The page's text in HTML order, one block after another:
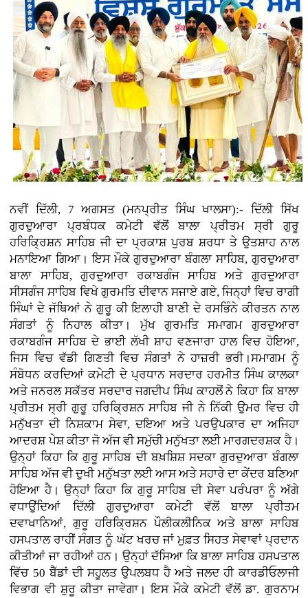
ਨਵੀਂ ਦਿੱਲੀ, 7 ਅਗਸਤ (ਮਨਪ੍ਰੀਤ ਸਿੰਘ ਖਾਲਸਾ):- ਦਿੱਲੀ ਸਿੱਖ
ਗੁਰਦੁਆਰਾ ਪ੍ਰਬੰਧਕ ਕਮੇਟੀ ਵੱਲੋਂ ਬਾਲਾ ਪ੍ਰੀਤਮ ਸ੍ਰੀ ਗੁਰੂ
ਹਰਿਕ੍ਰਿਸ਼ਨ ਸਾਹਿਬ ਜੀ ਦਾ ਪ੍ਰਕਾਸ਼ ਪੁਰਬ ਸ਼ਰਧਾ ਤੇ ਉਤਸ਼ਾਹ ਨਾਲ
ਮਨਾਇਆ ਗਿਆ। ਇਸ ਮੌਕੇ ਗੁਰਦੁਆਰਾ ਬੰਗਲਾ ਸਾਹਿਬ, ਗੁਰਦੁਆਰਾ
ਬਾਲਾ ਸਾਹਿਬ, ਗੁਰਦੁਆਰਾ ਰਕਾਬਗੰਜ ਸਾਹਿਬ ਅਤੇ ਗੁਰਦੁਆਰਾ
ਸੀਸਗੰਜ ਸਾਹਿਬ ਵਿਖੇ ਗੁਰਮਤਿ ਦੀਵਾਨ ਸਜਾਏ ਗਏ, ਜਿਨ੍ਹਾਂ ਵਿਚ ਰਾਗੀ
ਸਿੰਘਾਂ ਦੇ ਜੱਥਿਆਂ ਨੇ ਗੁਰੂ ਕੀ ਇਲਾਹੀ ਬਾਣੀ ਦੇ ਰਸਭਿੰਨੇ ਕੀਰਤਨ ਨਾਲ
ਸੰਗਤਾਂ ਨੂੰ ਨਿਹਾਲ ਕੀਤਾ। ਮੁੱਖ ਗੁਰਮਤਿ ਸਮਾਗਮ ਗੁਰਦੁਆਰਾ
ਰਕਾਬਗੰਜ ਸਾਹਿਬ ਦੇ ਭਾਈ ਲੱਖੀ ਸ਼ਾਹ ਵਣਜਾਰਾ ਹਾਲ ਵਿਚ ਹੋਇਆ,
ਜਿਸ ਵਿਚ ਵੱਡੀ ਗਿਣਤੀ ਵਿਚ ਸੰਗਤਾਂ ਨੇ ਹਾਜ਼ਰੀ ਭਰੀ।ਸਮਾਗਮ ਨੂੰ
ਸੰਬੋਧਨ ਕਰਦਿਆਂ ਕਮੇਟੀ ਦੇ ਪ੍ਰਧਾਨ ਸਰਦਾਰ ਹਰਮੀਤ ਸਿੰਘ ਕਾਲਕਾ
ਅਤੇ ਜਨਰਲ ਸਕੱਤਰ ਸਰਦਾਰ ਜਗਦੀਪ ਸਿੰਘ ਕਾਹਲੋਂ ਨੇ ਕਿਹਾ ਕਿ ਬਾਲਾ
ਪ੍ਰੀਤਮ ਸ੍ਰੀ ਗੁਰੂ ਹਰਿਕ੍ਰਿਸ਼ਨ ਸਾਹਿਬ ਜੀ ਨੇ ਨਿੱਕੀ ਉਮਰ ਵਿਚ ਹੀ
ਮਨੁੱਖਤਾ ਦੀ ਨਿਸ਼ਕਾਮ ਸੇਵਾ, ਦਇਆ ਅਤੇ ਪਰਉਪਕਾਰ ਦਾ ਅਜਿਹਾ
ਆਦਰਸ਼ ਪੇਸ਼ ਕੀਤਾ ਜੋ ਅੱਜ ਵੀ ਸਮੁੱਚੀ ਮਨੁੱਖਤਾ ਲਈ ਮਾਰਗਦਰਸ਼ਕ ਹੈ।
ਉਨ੍ਹਾਂ ਕਿਹਾ ਕਿ ਗੁਰੂ ਸਾਹਿਬ ਦੀ ਬਖ਼ਸ਼ਿਸ਼ ਸਦਕਾ ਗੁਰਦੁਆਰਾ ਬੰਗਲਾ
ਸਾਹਿਬ ਅੱਜ ਵੀ ਦੁਖੀ ਮਨੁੱਖਤਾ ਲਈ ਆਸ ਅਤੇ ਸਹਾਰੇ ਦਾ ਕੇਂਦਰ ਬਣਿਆ
ਹੋਇਆ ਹੈ। ਉਨ੍ਹਾਂ ਕਿਹਾ ਕਿ ਗੁਰੂ ਸਾਹਿਬ ਦੀ ਸੇਵਾ ਪਰੰਪਰਾ ਨੂੰ ਅੱਗੇ
ਵਧਾਉਂਦਿਆਂ ਦਿੱਲੀ ਗੁਰਦੁਆਰਾ ਕਮੇਟੀ ਵੱਲੋਂ ਬਾਲਾ ਪ੍ਰੀਤਮ
ਦਵਾਖਾਨਿਆਂ, ਗੁਰੂ ਹਰਿਕ੍ਰਿਸ਼ਨ ਪੌਲੀਕਲੀਨਿਕ ਅਤੇ ਬਾਲਾ ਸਾਹਿਬ
ਹਸਪਤਾਲ ਰਾਹੀਂ ਸੰਗਤ ਨੂੰ ਘੱਟ ਖਰਚ ਜਾਂ ਮੁਫ਼ਤ ਸਿਹਤ ਸੇਵਾਵਾਂ ਪ੍ਰਦਾਨ
ਕੀਤੀਆਂ ਜਾ ਰਹੀਆਂ ਹਨ। ਉਨ੍ਹਾਂ ਦੱਸਿਆ ਕਿ ਬਾਲਾ ਸਾਹਿਬ ਹਸਪਤਾਲ
ਵਿੱਚ 50 ਬੈੱਡਾਂ ਦੀ ਸਹੂਲਤ ਉਪਲਬਧ ਹੈ ਅਤੇ ਜਲਦ ਹੀ ਕਾਰਡੀਓਲਾਜੀ
ਵਿਭਾਗ ਵੀ ਸ਼ੁਰੂ ਕੀਤਾ ਜਾਵੇਗਾ। ਇਸ ਮੌਕੇ ਕਮੇਟੀ ਵੱਲੋਂ ਡਾ. ਗੁਰਨਾਮ